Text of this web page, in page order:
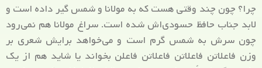
چرا؟ چون چند وقتی هست که به مولانا و شمس گیر داده ‌است و
لابد جناب حافظ حسودی‌اش شده است. سراغ مولانا هم نمی‌رود
چون سرش به شمس گرم است و می‌خواهد برایش شعری بر
وزن فاعلاتن فاعلاتن فاعلاتن فاعلن بخواند یا شاید هم از یک